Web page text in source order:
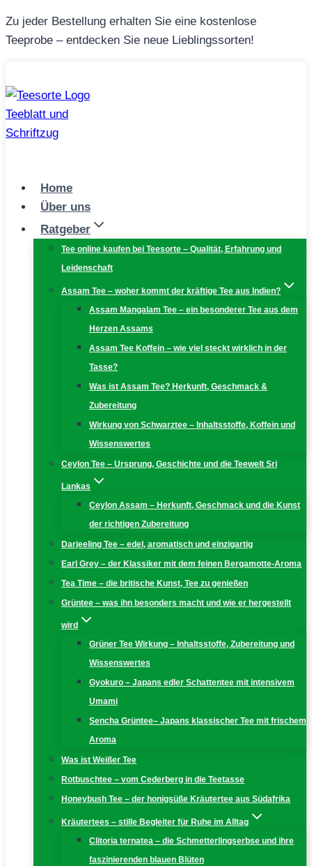
Zum
Inhalt
Zu jeder Bestellung erhalten Sie eine kostenlose
Teeprobe – entdecken Sie neue Lieblingssorten!
Home
Über uns
Ratgeber
Tee online kaufen bei Teesorte – Qualität, Erfahrung und
Leidenschaft
Assam Tee – woher kommt der kräftige Tee aus Indien?
Assam Mangalam Tee – ein besonderer Tee aus dem
Herzen Assams
Assam Tee Koffein – wie viel steckt wirklich in der
Tasse?
Was ist Assam Tee? Herkunft, Geschmack &
Zubereitung
Wirkung von Schwarztee – Inhaltsstoffe, Koffein und
Wissenswertes
Ceylon Tee – Ursprung, Geschichte und die Teewelt Sri
Lankas
Ceylon Assam – Herkunft, Geschmack und die Kunst
der richtigen Zubereitung
Darjeeling Tee – edel, aromatisch und einzigartig
Earl Grey – der Klassiker mit dem feinen Bergamotte-Aroma
Tea Time – die britische Kunst, Tee zu genießen
Grüntee – was ihn besonders macht und wie er hergestellt
wird
Grüner Tee Wirkung – Inhaltsstoffe, Zubereitung und
Wissenswertes
Gyokuro – Japans edler Schattentee mit intensivem
Umami
Sencha Grüntee– Japans klassischer Tee mit frischem
Aroma
Was ist Weißer Tee
Rotbuschtee – vom Cederberg in die Teetasse
Honeybush Tee – der honigsüße Kräutertee aus Südafrika
Kräutertees – stille Begleiter für Ruhe im Alltag
Clitoria ternatea – die Schmetterlingserbse und ihre
faszinierenden blauen Blüten